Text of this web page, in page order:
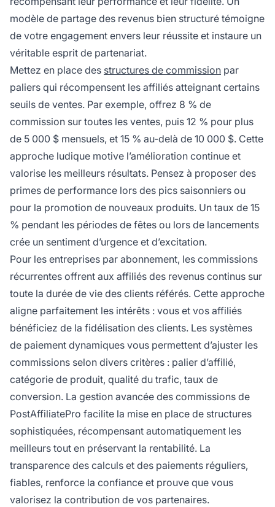
modèle de partage des revenus bien structuré témoigne
de votre engagement envers leur réussite et instaure un
véritable esprit de partenariat.
Mettez en place des structures de commission par
paliers qui récompensent les affiliés atteignant certains
seuils de ventes. Par exemple, offrez 8 % de
commission sur toutes les ventes, puis 12 % pour plus
de 5 000 $ mensuels, et 15 % au-delà de 10 000 $. Cette
approche ludique motive l’amélioration continue et
valorise les meilleurs résultats. Pensez à proposer des
primes de performance lors des pics saisonniers ou
pour la promotion de nouveaux produits. Un taux de 15
% pendant les périodes de fêtes ou lors de lancements
crée un sentiment d’urgence et d’excitation.
Pour les entreprises par abonnement, les commissions
récurrentes offrent aux affiliés des revenus continus sur
toute la durée de vie des clients référés. Cette approche
aligne parfaitement les intérêts : vous et vos affiliés
bénéficiez de la fidélisation des clients. Les systèmes
de paiement dynamiques vous permettent d’ajuster les
commissions selon divers critères : palier d’affilié,
catégorie de produit, qualité du trafic, taux de
conversion. La gestion avancée des commissions de
PostAffiliatePro facilite la mise en place de structures
sophistiquées, récompensant automatiquement les
meilleurs tout en préservant la rentabilité. La
transparence des calculs et des paiements réguliers,
fiables, renforce la confiance et prouve que vous
valorisez la contribution de vos partenaires.